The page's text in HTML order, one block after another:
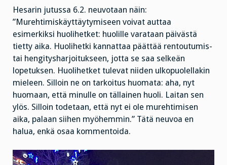
Hesarin jutussa 6.2. neuvotaan näin:
”Murehtimiskäyttäytymiseen voivat auttaa
esimerkiksi huolihetket: huolille varataan päivästä
tietty aika. Huolihetki kannattaa päättää rentoutumis-
tai hengitysharjoitukseen, jotta se saa selkeän
lopetuksen. Huolihetket tulevat niiden ulkopuolellakin
mieleen. Silloin ne on tarkoitus huomata: aha, nyt
huomaan, että minulle on tällainen huoli. Laitan sen
ylös. Silloin todetaan, että nyt ei ole murehtimisen
aika, palaan siihen myöhemmin.” Tätä neuvoa en
halua, enkä osaa kommentoida.